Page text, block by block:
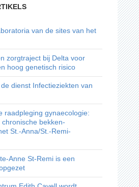
van de sites van het
zorgtraject bij Delta voor
hoog genetisch risico
dienst Infectieziekten van
raadpleging gynaecologie:
bekken-
St.-Anna/St.-Remi-
Anne St-Remi is een